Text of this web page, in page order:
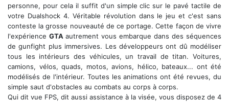
personne, pour cela il suffit d'un simple clic sur le pavé tactile de
votre Dualshock 4. Véritable révolution dans le jeu et c'est sans
conteste la grosse nouveauté de ce portage. Cette façon de vivre
l'expérience GTA autrement vous embarque dans des séquences
de gunfight plus immersives. Les développeurs ont dû modéliser
tous les intérieurs des véhicules, un travail de titan. Voitures,
camions, vélos, quads, motos, avions, hélico, bateaux... ont été
modélisés de l'intérieur. Toutes les animations ont été revues, du
simple saut d'obstacles au combats au corps à corps.
Qui dit vue FPS, dit aussi assistance à la visée, vous disposez de 4